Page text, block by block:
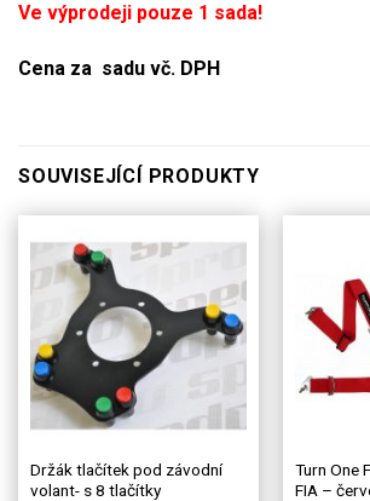
Ve výprodeji pouze 1 sada!
Cena za sadu vč. DPH
SOUVISEJÍCÍ PRODUKTY
Držák tlačítek pod závodní
volant- s 8 tlačítky
Turn One
FIA –